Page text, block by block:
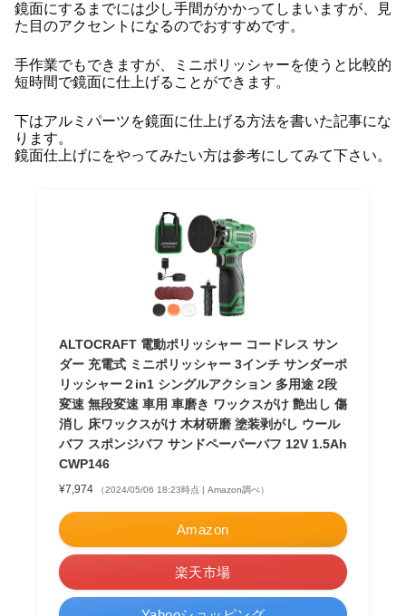
鏡面にするまでには少し手間がかかってしまいますが、見
た目のアクセントになるのでおすすめです。
手作業でもできますが、ミニポリッシャーを使うと比較的
短時間で鏡面に仕上げることができます。
下はアルミパーツを鏡面に仕上げる方法を書いた記事にな
ります。
鏡面仕上げにをやってみたい方は参考にしてみて下さい。
ALTOCRAFT 電動ポリッシャー コードレス サン
ダー 充電式 ミニポリッシャー 3インチ サンダーポ
リッシャー２in1 シングルアクション 多用途 2段
変速 無段変速 車用 車磨き ワックスがけ 艶出し 傷
消し 床ワックスがけ 木材研磨 塗装剥がし ウール
バフ スポンジバフ サンドペーパーバフ 12V 1.5Ah
CWP146
¥7,974 （2024/05/06 18:23時点 | Amazon調べ）
Amazon
楽天市場